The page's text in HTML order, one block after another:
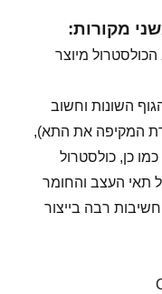
מקורות:
מיוצר
השונות וחשוב
המקיפה את התא),
כן, כולסטרול
העצב והחומר
רבה בייצור